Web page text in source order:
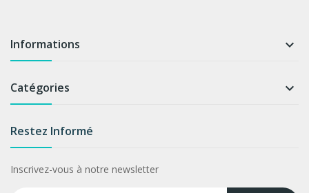
Informations 
Catégories 
Restez Informé
Inscrivez-vous à notre newsletter